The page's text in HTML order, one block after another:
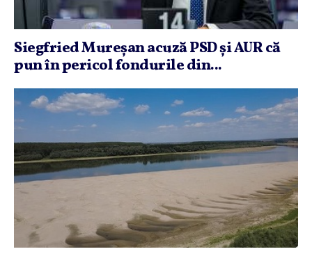
Siegfried Mureşan acuză PSD şi AUR că
pun în pericol fondurile din...